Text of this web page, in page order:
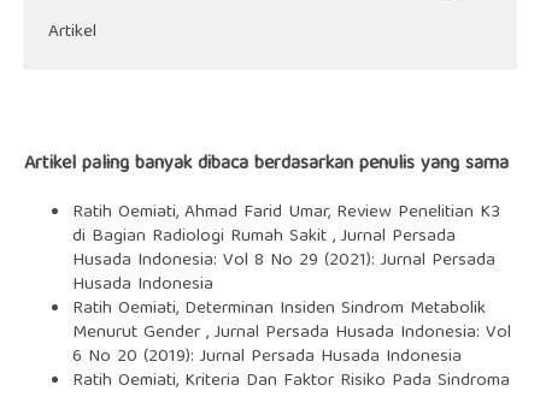
Artikel
Artikel paling banyak dibaca berdasarkan penulis yang sama
Ratih Oemiati, Ahmad Farid Umar, Review Penelitian K3
di Bagian Radiologi Rumah Sakit,Jurnal Persada
Husada Indonesia: Vol 8 No 29 (2021): Jurnal Persada
Husada Indonesia
Ratih Oemiati, Determinan Insiden Sindrom Metabolik
Menurut Gender,Jurnal Persada Husada Indonesia: Vol
6 No 20 (2019): Jurnal Persada Husada Indonesia
Ratih Oemiati, Kriteria Dan Faktor Risiko Pada Sindroma